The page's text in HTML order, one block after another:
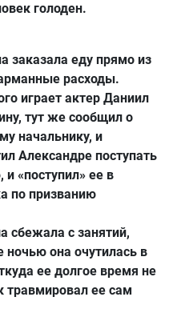
голоден.
заказала еду прямо из
расходы.
играет актер Даниил
тут же сообщил о
начальнику, и
Александре поступать
«поступил» ее в
по призванию
сбежала с занятий,
ночью она очутилась в
ее долгое время не
травмировал ее сам